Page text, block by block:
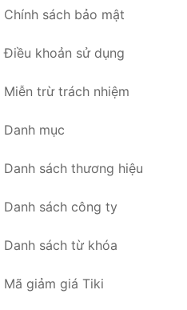
Chính sách bảo mật
Điều khoản sử dụng
Miễn trừ trách nhiệm
Danh mục
Danh sách thương hiệu
Danh sách công ty
Danh sách từ khóa
Mã giảm giá Tiki